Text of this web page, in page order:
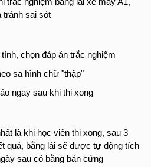
trắc nghiệm bằng lái xe máy A1,
tránh sai sót
chọn đáp án trắc nghiệm
sa hình chữ "thập"
ngay sau khi thi xong
là khi học viên thi xong, sau 3
quả, bằng lái sẽ được tự động tích
sau có bằng bản cứng